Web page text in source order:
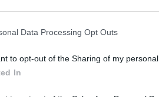
Data Processing Opt Outs
to opt-out of the Sharing of my personal
In